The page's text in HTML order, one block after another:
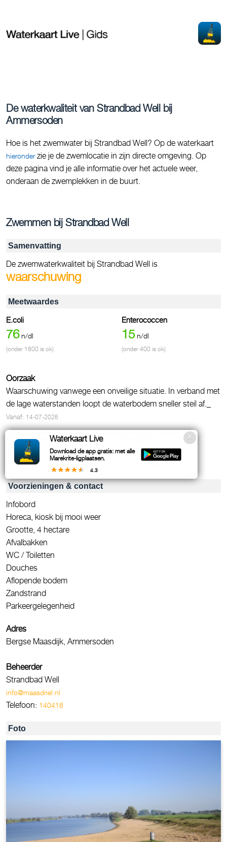
De waterkwaliteit van Strandbad Well bij
Ammersoden
Hoe is het zwemwater bij Strandbad Well? Op de waterkaart
hieronderzie je de zwemlocatie in zijn directe omgeving. Op
deze pagina vind je alle informatie over het actuele weer,
onderaan de zwemplekken in de buurt.
Zwemmen bij Strandbad Well
Samenvatting
De zwemwaterkwaliteit bij Strandbad Well is
waarschuwing
Meetwaardes
E.coli
76 n/dl
(onder 1800 is ok)
Enterococcen
15 n/dl
(onder 400 is ok)
Oorzaak
Waarschuwing vanwege een onveilige situatie. In verband met
de lage waterstanden loopt de waterbodem sneller steil af._
Vanaf: 14-07-2026
Watertemperatuur
~23.4 °C
Kwaliteit: 27-07-2026
Voorzieningen & contact
Infobord
Horeca, kiosk bij mooi weer
Grootte, 4 hectare
Afvalbakken
WC / Toiletten
Douches
Aflopende bodem
Zandstrand
Parkeergelegenheid
Adres
Bergse Maasdijk, Ammersoden
Beheerder
Strandbad Well
info@maasdriel.nl
Telefoon: 140418
Foto
Waterkaart Live
Download de app gratis: met alle
Marekrite-ligplaatsen.
4.3